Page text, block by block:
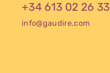
+34 613 02 26 33
info@gaudire.com